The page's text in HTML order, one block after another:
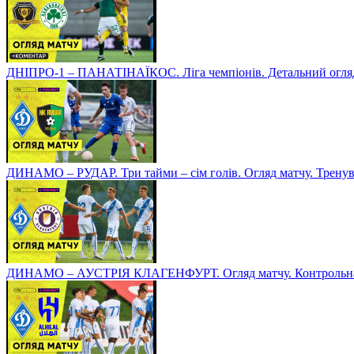
ДНІПРО-1 – ПАНАТІНАЇКОС. Ліга чемпіонів. Детальний
ДИНАМО – РУДАР. Три тайми – сім голів. Огляд матчу.
ДИНАМО – АУСТРІЯ КЛАГЕНФУРТ. Огляд матчу.